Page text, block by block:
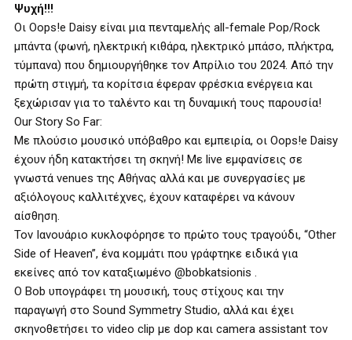
Ψυχή!!!
Οι Oops!e Daisy είναι μια πενταμελής all-female Pop/Rock
μπάντα (φωνή, ηλεκτρική κιθάρα, ηλεκτρικό μπάσο, πλήκτρα,
τύμπανα) που δημιουργήθηκε τον Απρίλιο του 2024. Από την
πρώτη στιγμή, τα κορίτσια έφεραν φρέσκια ενέργεια και
ξεχώρισαν για το ταλέντο και τη δυναμική τους παρουσία!
Our Story So Far:
Με πλούσιο μουσικό υπόβαθρο και εμπειρία, οι Oops!e Daisy
έχουν ήδη κατακτήσει τη σκηνή! Με live εμφανίσεις σε
γνωστά venues της Αθήνας αλλά και με συνεργασίες με
αξιόλογους καλλιτέχνες, έχουν καταφέρει να κάνουν
αίσθηση.
Τον Ιανουάριο κυκλοφόρησε το πρώτο τους τραγούδι, “Other
Side of Heaven”, ένα κομμάτι που γράφτηκε ειδικά για
εκείνες από τον καταξιωμένο @bobkatsionis .
Ο Bob υπογράφει τη μουσική, τους στίχους και την
παραγωγή στο Sound Symmetry Studio, αλλά και έχει
σκηνοθετήσει το video clip με dop και camera assistant τον